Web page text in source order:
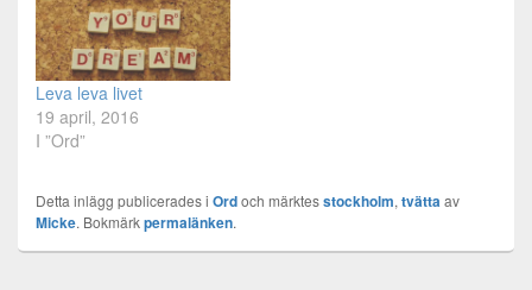
Leva leva livet
19 april, 2016
I ”Ord”
Detta inlägg publicerades i Ordoch märktesstockholm,tvättaav
Micke. Bokmärkpermalänken.